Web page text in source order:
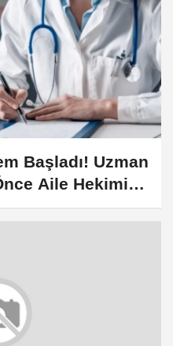
Başladı! Uzman
Aile Hekimi
Geldi!